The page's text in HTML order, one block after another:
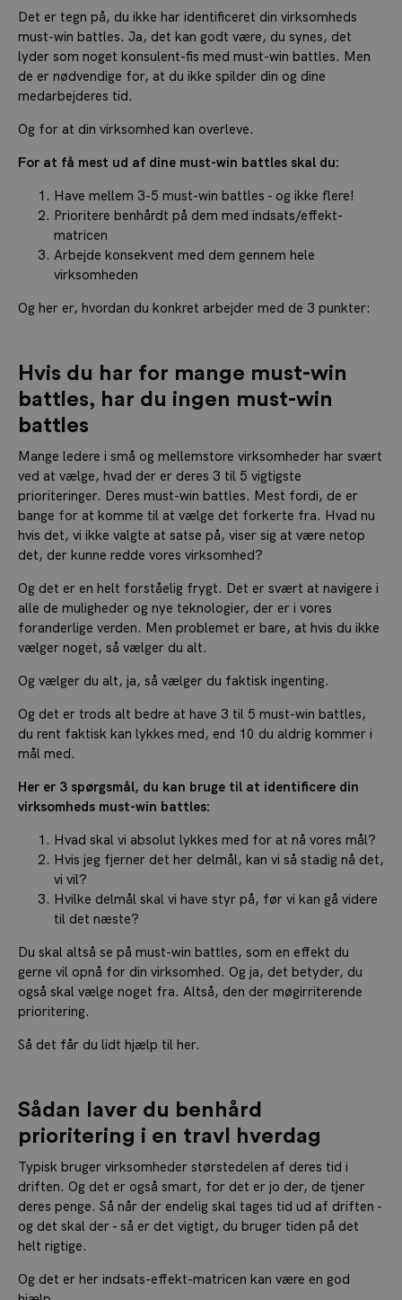
Det er tegn på, du ikke har identificeret din virksomheds
must-win battles. Ja, det kan godt være, du synes, det
lyder som noget konsulent-fis med must-win battles. Men
de er nødvendige for, at du ikke spilder din og dine
medarbejderes tid.
Og for at din virksomhed kan overleve.
For at få mest ud af dine must-win battles skal du:
Have mellem 3-5 must-win battles - og ikke flere!
Prioritere benhårdt på dem med indsats/effekt-
matricen
Arbejde konsekvent med dem gennem hele
virksomheden
Og her er, hvordan du konkret arbejder med de 3 punkter:
Hvis du har for mange must-win
battles, har du ingen must-win
battles
Mange ledere i små og mellemstore virksomheder har svært
ved at vælge, hvad der er deres 3 til 5 vigtigste
prioriteringer. Deres must-win battles. Mest fordi, de er
bange for at komme til at vælge det forkerte fra. Hvad nu
hvis det, vi ikke valgte at satse på, viser sig at være netop
det, der kunne redde vores virksomhed?
Og det er en helt forståelig frygt. Det er svært at navigere i
alle de muligheder og nye teknologier, der er i vores
foranderlige verden. Men problemet er bare, at hvis du ikke
vælger noget, så vælger du alt.
Og vælger du alt, ja, så vælger du faktisk ingenting.
Og det er trods alt bedre at have 3 til 5 must-win battles,
du rent faktisk kan lykkes med, end 10 du aldrig kommer i
mål med.
Her er 3 spørgsmål, du kan bruge til at identificere din
virksomheds must-win battles:
Hvad skal vi absolut lykkes med for at nå vores mål?
Hvis jeg fjerner det her delmål, kan vi så stadig nå det,
vi vil?
Hvilke delmål skal vi have styr på, før vi kan gå videre
til det næste?
Du skal altså se på must-win battles, som en effekt du
gerne vil opnå for din virksomhed. Og ja, det betyder, du
også skal vælge noget fra. Altså, den der møgirriterende
prioritering.
Så det får du lidt hjælp til her.
Sådan laver du benhård
prioritering i en travl hverdag
Typisk bruger virksomheder størstedelen af deres tid i
driften. Og det er også smart, for det er jo der, de tjener
deres penge. Så når der endelig skal tages tid ud af driften -
og det skal der - så er det vigtigt, du bruger tiden på det
helt rigtige.
Og det er her indsats-effekt-matricen kan være en god